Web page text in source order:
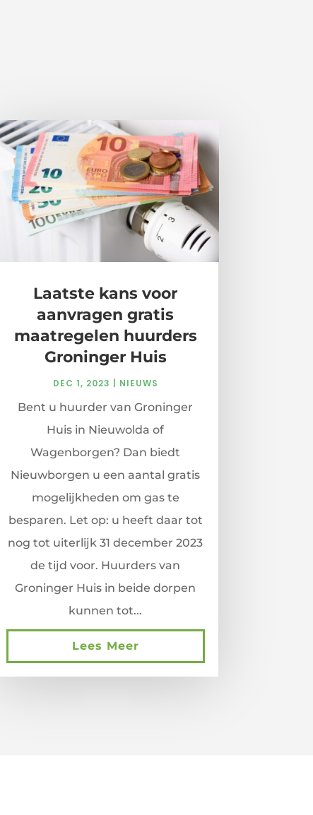
Laatste kans voor
aanvragen gratis
maatregelen huurders
Groninger Huis
DEC 1, 2023 NIEUWS
Bent u huurder van Groninger
Huis in Nieuwolda of
Wagenborgen? Dan biedt
Nieuwborgen u een aantal gratis
mogelijkheden om gas te
besparen. Let op: u heeft daar tot
nog tot uiterlijk 31 december 2023
de tijd voor. Huurders van
Groninger Huis in beide dorpen
kunnen tot...
Lees Meer